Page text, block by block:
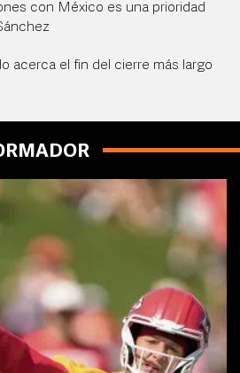
con México es una prioridad
acerca el fin del cierre más largo